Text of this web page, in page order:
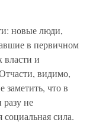
новые люди,
в первичном
власти и
видимо,
заметить, что в
не
сила.